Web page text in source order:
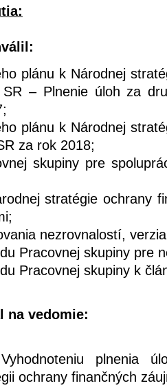
plánu k Národnej
– Plnenie úloh za
plánu k Národnej
za rok 2018;
skupiny pre
stratégie ochrany
nezrovnalostí,
Pracovnej skupiny pre
Pracovnej skupiny k
na vedomie:
plnenia
ochrany finančných